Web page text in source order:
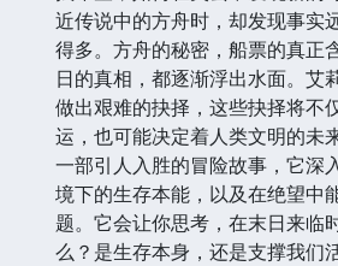
近传说中的方舟时，却发现事实
得多。方舟的秘密，船票的真正
日的真相，都逐渐浮出水面。艾
做出艰难的抉择，这些抉择将不
运，也可能决定着人类文明的未
一部引人入胜的冒险故事，它深
境下的生存本能，以及在绝望中
题。它会让你思考，在末日来临
么？是生存本身，还是支撑我们